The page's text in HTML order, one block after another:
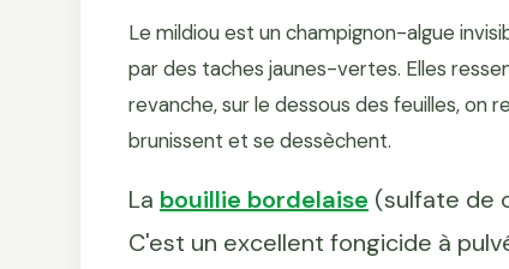
Le mildiou est un champignon-algue
par des taches jaunes-vertes. Elles
revanche, sur le dessous des feuilles, on
brunissent et se dessèchent.
La bouillie bordelaise (sulfate de
C'est un excellent fongicide à